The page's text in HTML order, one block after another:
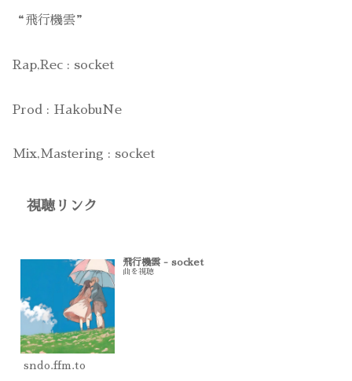
“飛行機雲”
Rap,Rec : socket
Prod : HakobuNe
Mix,Mastering : socket
視聴リンク
飛行機雲 - socket
曲を視聴
sndo.ffm.to